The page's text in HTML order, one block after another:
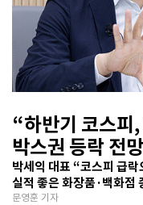
“하반기 코스피
박스권 등락 전
반영 주시해야”
박세익 대표 “코스피 급
실적 좋은 화장품·백화점
문영훈 기자